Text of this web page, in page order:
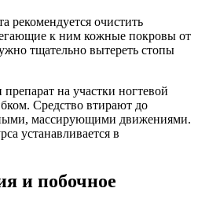
рекомендуется очистить
к ним кожные покровы от
тщательно вытереть стопы
на участки ногтевой
Средство втирают до
массирующими движениями.
устанавливается в
и побочное